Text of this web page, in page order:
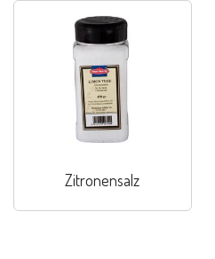
Zitronensalz